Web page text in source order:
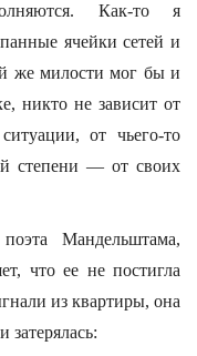
Как-то я
ячейки сетей и
же милости мог бы и
никто не зависит от
от чьего-то
степени — от своих
Мандельштама,
что ее не постигла
из квартиры, она
затерялась: